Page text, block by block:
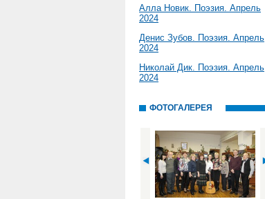
Алла Новик. Поэзия. Апрель
2024
Денис Зубов. Поэзия. Апрель
2024
Николай Дик. Поэзия. Апрель
2024
ФОТОГАЛЕРЕЯ